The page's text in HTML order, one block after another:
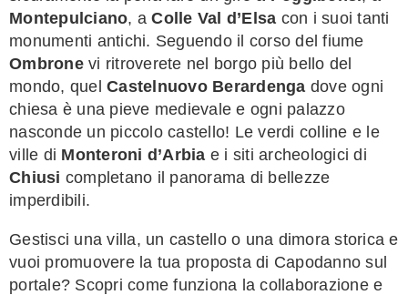
Montepulciano, aColle Val d’Elsa con i suoi tanti
monumenti antichi. Seguendo il corso del fiume
Ombrone vi ritroverete nel borgo più bello del
mondo, quel Castelnuovo Berardenga dove ogni
chiesa è una pieve medievale e ogni palazzo
nasconde un piccolo castello! Le verdi colline e le
ville di Monteroni d’Arbia e i siti archeologici di
Chiusi completano il panorama di bellezze
imperdibili.
Gestisci una villa, un castello o una dimora storica e
vuoi promuovere la tua proposta di Capodanno sul
portale? Scopri come funziona la collaborazione e